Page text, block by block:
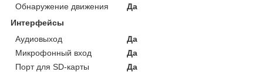
Обнаружение движения
Да
Интерфейсы
Аудиовыход
Да
Микрофонный вход
Да
Порт для SD-карты
Да